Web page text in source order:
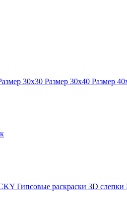
30x30 Размер 30x40 Размер
Гипсовые раскраски 3D слепки